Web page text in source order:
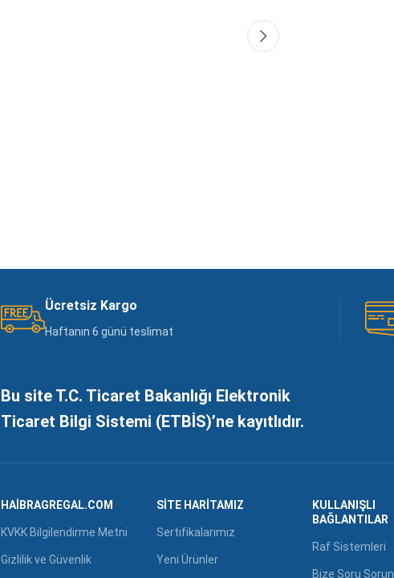
Ücretsiz Kargo
Haftanın 6 günü teslimat
Bu site T.C. Ticaret Bakanlığı Elektronik
Ticaret Bilgi Sistemi (ETBİS)’ne kayıtlıdır.
HAIBRAGREGAL.COM
KVKK Bilgilendirme Metni
Gizlilik ve Güvenlik
SITE HARITAMIZ
Sertifikalarımız
Yeni Ürünler
KULLANIŞLI
BAĞLANTILAR
Raf Sistemleri
Bize Soru Sorun